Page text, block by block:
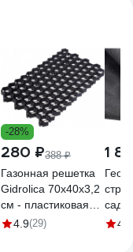
-28%
280 ₽388 ₽
Газонная решетка
Gidrolica 70х40х3,2
см - пластиковая
черная, клетка
4.9(29)
1
4.1